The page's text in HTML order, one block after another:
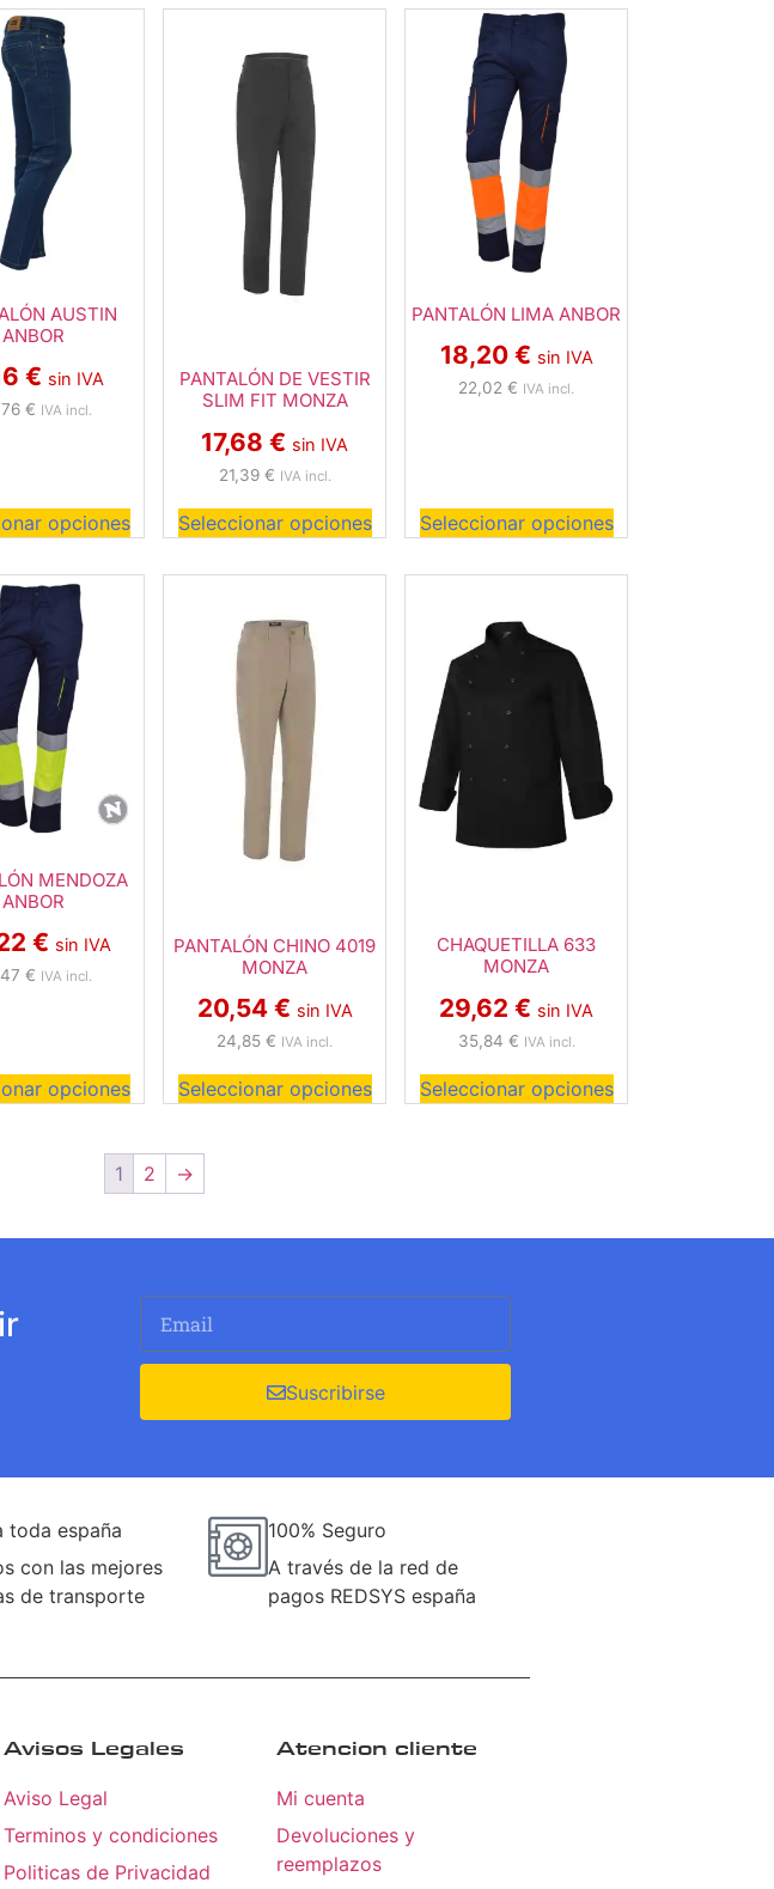
AUSTIN
ANBOR
€ sin IVA
€ IVA incl.
opciones
PANTALÓN DE VESTIR
SLIM FIT MONZA
17,68€ sin IVA
21,39 € IVA incl.
Seleccionar opciones
PANTALÓN LIMA ANBOR
18,20 € sin IVA
22,02€ IVA incl.
Seleccionar opciones
MENDOZA
ANBOR
€ sin IVA
€ IVA incl.
opciones
PANTALÓN CHINO 4019
MONZA
20,54 € sin IVA
24,85€ IVA incl.
Seleccionar opciones
CHAQUETILLA 633
MONZA
29,62€ sin IVA
35,84 € IVA incl.
Seleccionar opciones
1 2 →
Suscribirse
toda españa
con las mejores
de transporte
100% Seguro
A través de la red de
pagos REDSYS españa
Avisos Legales
Aviso Legal
Terminos y condiciones
Politicas de Privacidad
Atencion cliente
Mi cuenta
Devoluciones y
reemplazos